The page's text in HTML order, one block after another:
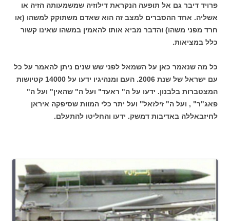
פרויד דיבר גם אל תופעה הנקראת דילוזיה שמשמעותה הזיה או
אשליה. אחד ההסברים למצב זה הוא שאדם משתוקק למשהו (או
חרד מפני משהו) והדבר מביא אותו להאמין במשהו שאינו קשור
כלל במציאות.
כל מה שנאמר כאן על השמאל לפני שש שנים ניתן להאמר על כל
עם ישראל של שנת 2006. העם ומנהיגיו ידעו על 14000 קטיושות
המצטברות בלבנון. ידעו על ה" ראעד" ועל ה" שהאין" ועל ה"
פאג"ר" , ועל ה" זילזאל" ועל יתר כלי המוות שסיפקה איראן
לחיזבאללה באדיבות דמשק. ידעו והחליטו להתעלם.